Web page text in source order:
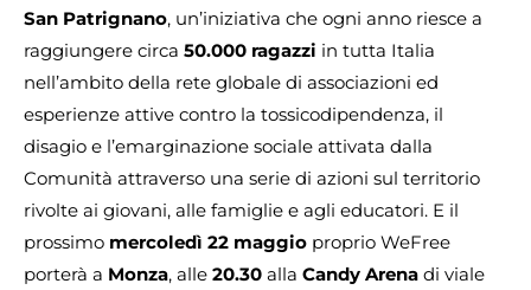
San Patrignano, un’iniziativa che ogni anno riesce a
raggiungere circa 50.000 ragazzi in tutta Italia
nell’ambito della rete globale di associazioni ed
esperienze attive contro la tossicodipendenza, il
disagio e l’emarginazione sociale attivata dalla
Comunità attraverso una serie di azioni sul territorio
rivolte ai giovani, alle famiglie e agli educatori. E il
prossimo mercoledì 22 maggio proprio WeFree
porterà a Monza, alle 20.30 alla Candy Arena di viale